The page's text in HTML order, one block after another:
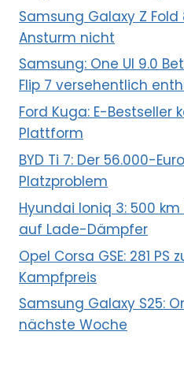
Samsung Galaxy Z
Ansturm nicht
Samsung: One UI 9.0
Flip 7 versehentlich
Ford Kuga: E-
Plattform
BYD Ti 7: Der 56.000-
Platzproblem
Hyundai Ioniq 3: 500
auf Lade-Dämpfer
Opel Corsa GSE: 281 PS
Kampfpreis
Samsung Galaxy S25:
nächste Woche